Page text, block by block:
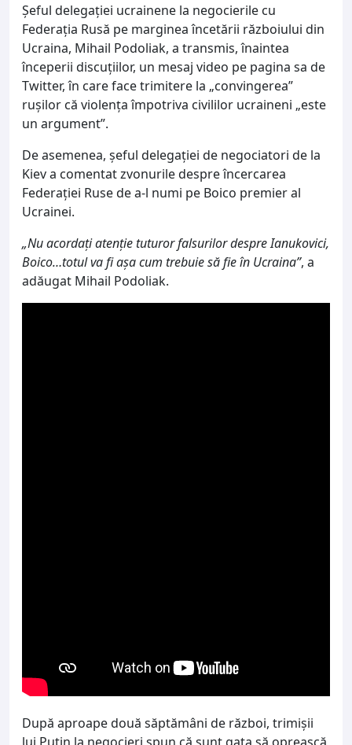
Șeful delegației ucrainene la negocierile cu
Federația Rusă pe marginea încetării războiului din
Ucraina, Mihail Podoliak, a transmis, înaintea
începerii discuțiilor, un mesaj video pe pagina sa de
Twitter, în care face trimitere la „convingerea”
rușilor că violența împotriva civililor ucraineni „este
un argument”.
De asemenea, șeful delegației de negociatori de la
Kiev a comentat zvonurile despre încercarea
Federației Ruse de a-l numi pe Boico premier al
Ucrainei.
„Nu acordați atenție tuturor falsurilor despre Ianukovici,
Boico…totul va fi așa cum trebuie să fie în Ucraina”, a
adăugat Mihail Podoliak.
După aproape două săptămâni de război, trimişii
lui Putin la negocieri spun că sunt gata să oprească